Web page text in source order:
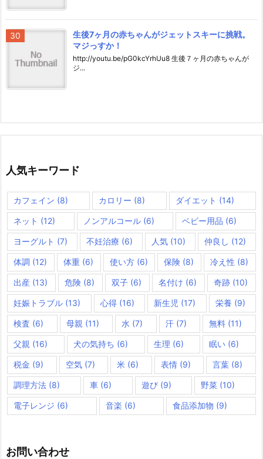
生後7ヶ月の赤ちゃんがジェットスキーに挑戦。
マジっすか！
http://youtu.be/pG0kcYrhUu8 生後７ヶ月の赤ちゃんが
ジ...
人気キーワード
カフェイン (8) カロリー (8) ダイエット (14)
ネット (12) ノンアルコール(6) ベビー用品 (6)
ヨーグルト (7) 不妊治療 (6) 人気 (10) 仲良し (12)
体調 (12) 体重(6) 使い方(6) 保険 (8) 冷え性 (8)
出産 (13) 危険 (8) 双子 (6) 名付け (6) 奇跡 (10)
妊娠トラブル (13) 心得(16) 新生児 (17) 栄養 (9)
検査 (6) 母親 (11) 水 (7) 汗(7) 無料 (11)
父親 (16) 犬の気持ち (6) 生理 (6) 眠い (6)
税金 (9) 空気(7) 米 (6) 表情(9) 言葉 (8)
調理方法 (8) 車(6) 遊び(9) 野菜 (10)
電子レンジ (6) 音楽 (6) 食品添加物 (9)
お問い合わせ